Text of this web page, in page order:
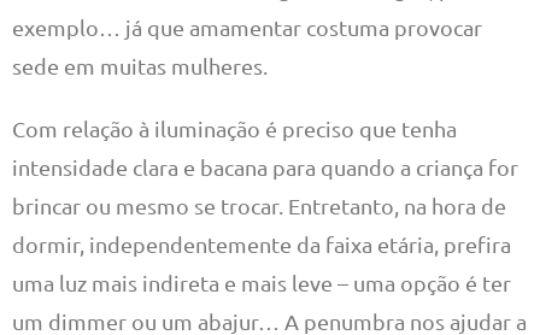
exemplo… já que amamentar costuma provocar
sede em muitas mulheres.
Com relação à iluminação é preciso que tenha
intensidade clara e bacana para quando a criança for
brincar ou mesmo se trocar. Entretanto, na hora de
dormir, independentemente da faixa etária, prefira
uma luz mais indireta e mais leve – uma opção é ter
um dimmer ou um abajur… A penumbra nos ajudar a